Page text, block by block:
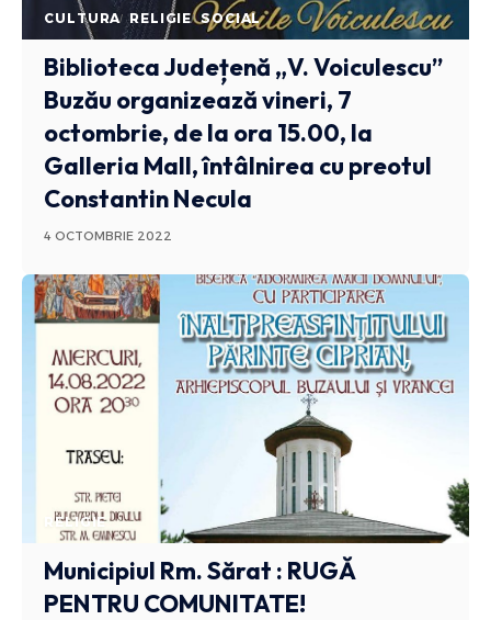
CULTURA RELIGIE SOCIAL
Biblioteca Județenă „V. Voiculescu”
Buzău organizează vineri, 7
octombrie, de la ora 15.00, la
Galleria Mall, întâlnirea cu preotul
Constantin Necula
4 OCTOMBRIE 2022
RELIGIE
Municipiul Rm. Sărat : RUGĂ
PENTRU COMUNITATE!